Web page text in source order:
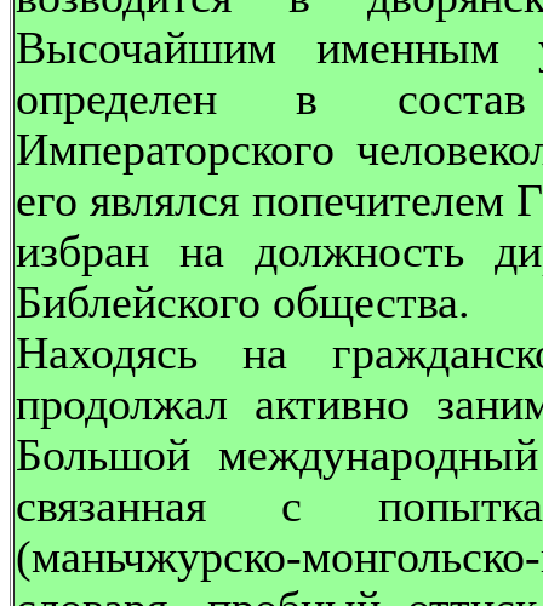
Высочайшим именным
определен в состав
Императорского
его являлся попечителем
избран на должность
Библейского общества.
Находясь на
продолжал активно
Большой
связанная с
(маньчжурско-